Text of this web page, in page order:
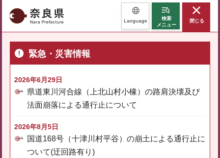
奈良県 Language
検索
メニュー
閉じる
緊急・災害情報
2026年6月29日
県道東川河合線（上北山村小橡）の路肩決壊及び
法面崩落による通行止について
2026年8月5日
国道168号（十津川村平谷）の崩土による通行止に
ついて(迂回路有り)